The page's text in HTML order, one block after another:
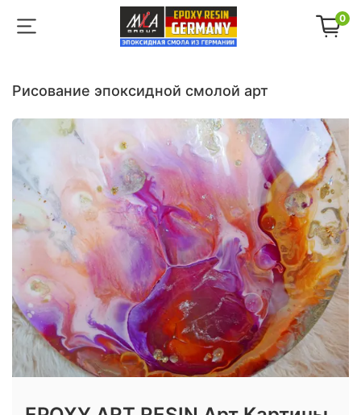
0
рисование эпоксидной смолой арт